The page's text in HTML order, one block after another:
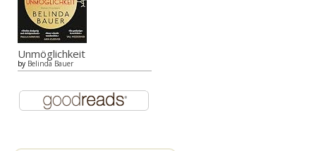
Unmöglichkeit
by Belinda Bauer